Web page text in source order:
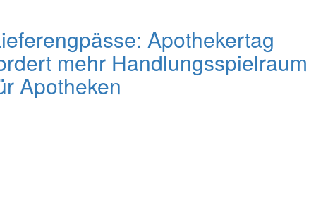
Apothekertag
mehr Handlungsspielraum
Apotheken